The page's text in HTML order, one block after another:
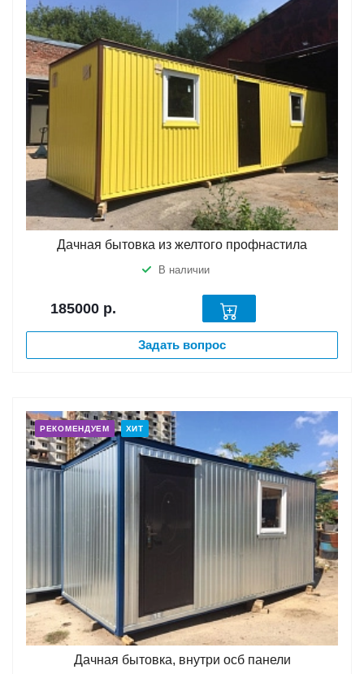
Дачная бытовка из желтого профнастила
В наличии
185000 р.
Задать вопрос
РЕКОМЕНДУЕМ ХИТ
Дачная бытовка, внутри осб панели